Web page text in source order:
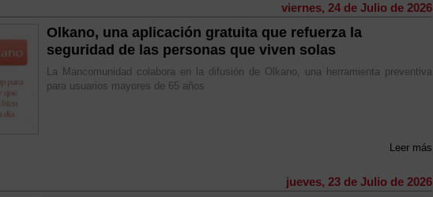
viernes, 24 de Julio de 2026
Olkano, una aplicación gratuita que refuerza la
seguridad de las personas que viven solas
La Mancomunidad colabora en la difusión de Olkano, una herramienta preventiva
para usuarios mayores de 65 años
Leer más
jueves, 23 de Julio de 2026